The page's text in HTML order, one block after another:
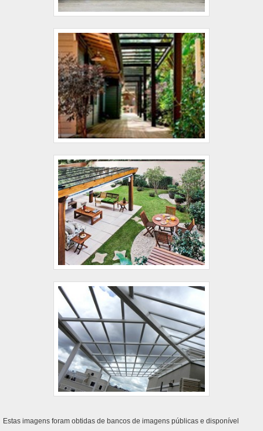
Estas imagens foram obtidas de bancos de imagens públicas e disponível